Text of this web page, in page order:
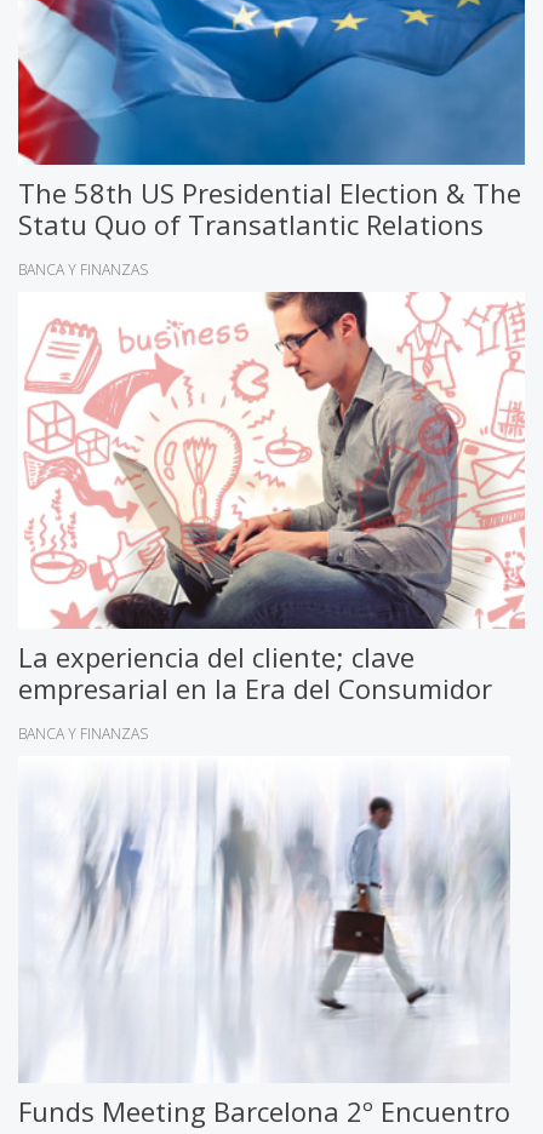
The 58th US Presidential Election & The
Statu Quo of Transatlantic Relations
BANCA Y FINANZAS
La experiencia del cliente; clave
empresarial en la Era del Consumidor
BANCA Y FINANZAS
Funds Meeting Barcelona 2º Encuentro